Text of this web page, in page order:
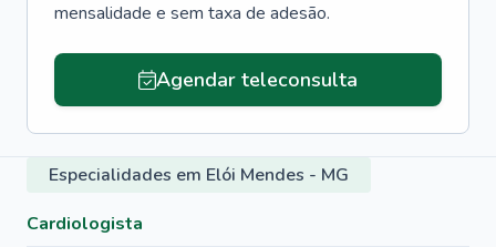
mensalidade e sem taxa de adesão.
Agendar teleconsulta
Especialidades em Elói Mendes - MG
Cardiologista